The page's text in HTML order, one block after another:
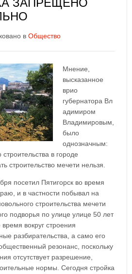
ЗАПРЕЩЕНО
в Общество
Мнение,
высказанное
врио
губернатора Вл
адимиром
Владимировым,
было
однозначным:
в городе
строительство мечети нельзя.
посетил Пятигорск во время
и в частности побывал на
строительства мечети
подворья по улице улице 50 лет
вокруг строения
разбирательства, а само его
резонанс, поскольку
отсутствует разрешение,
нормы. Сегодня стройка